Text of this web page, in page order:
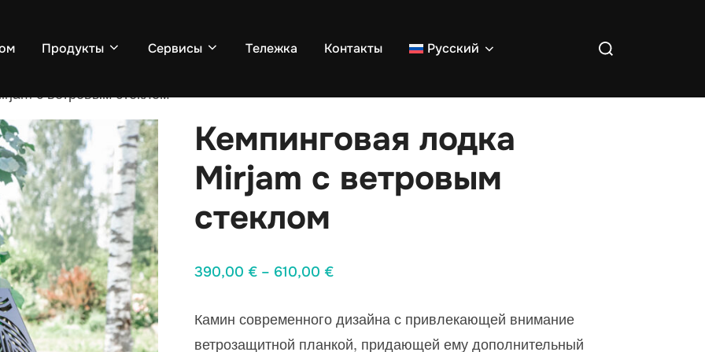
Продукты Cервисы Tележка Контакты Русский Поиск:
с ветровым стеклом
Кемпинговая лодка
Mirjam с ветровым
стеклом
390,00 € – 610,00 €Диапазон
390,00 €
–
Камин современного дизайна с привлекающей внимание
ветрозащитной планкой, придающей ему дополнительный